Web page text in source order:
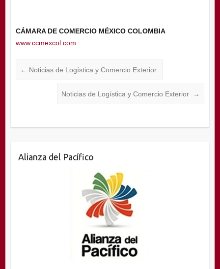
CÁMARA DE COMERCIO MÉXICO COLOMBIA
www.ccmexcol.com
← Noticias de Logística y Comercio Exterior
Noticias de Logística y Comercio Exterior →
Alianza del Pacífico